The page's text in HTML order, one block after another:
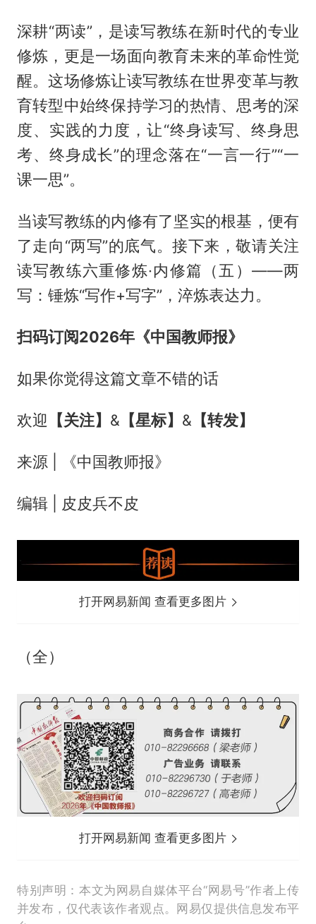
深耕“两读”，是读写教练在新时代的专业
修炼，更是一场面向教育未来的革命性觉
醒。这场修炼让读写教练在世界变革与教
育转型中始终保持学习的热情、思考的深
度、实践的力度，让“终身读写、终身思
考、终身成长”的理念落在“一言一行”“一
课一思”。
当读写教练的内修有了坚实的根基，便有
了走向“两写”的底气。接下来，敬请关注
读写教练六重修炼·内修篇（五）——两
写：锤炼“写作+写字”，淬炼表达力。
扫码订阅2026年《中国教师报》
如果你觉得这篇文章不错的话
欢迎 【关注】 & 【星标】 & 【转发】
来源 | 《中国教师报》
编辑 | 皮皮兵不皮
打开网易新闻 查看更多图片
（全）
打开网易新闻 查看更多图片
特别声明：本文为网易自媒体平台“网易号”作者上传
并发布，仅代表该作者观点。网易仅提供信息发布平